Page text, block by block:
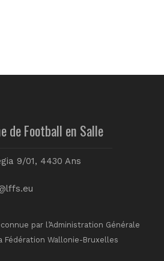
de Football en Salle
9/01, 4430 Ans
par l’Administration Générale
Fédération Wallonie-Bruxelles